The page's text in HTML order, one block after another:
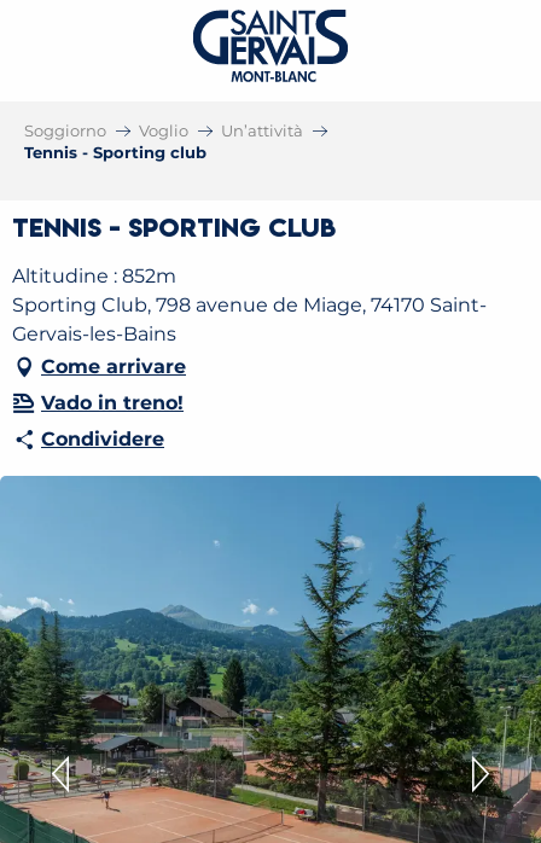
Soggiorno Voglio
Un’attività
Tennis - Sporting club
Tennis - Sporting club
Altitudine : 852m
Sporting Club, 798 avenue de Miage, 74170 Saint-
Gervais-les-Bains
Come arrivare
Vado in treno!
Condividere